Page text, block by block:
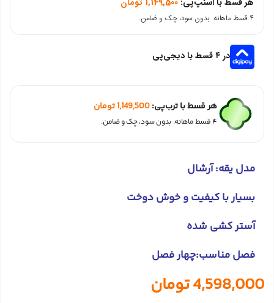
۴ قسط ماهانه. بدون سود، چک و ضامن.
در ۴ قسط با دیجی‌پی
هر قسط با ترب‌پی:1,149,500تومان
۴ قسط ماهانه. بدون سود، چک و ضامن.
مدل یقه: آرشال
بسیار با کیفیت و خوش دوخت
آستر کشی شده
فصل مناسب:چهار فصل
4,598,000تومان